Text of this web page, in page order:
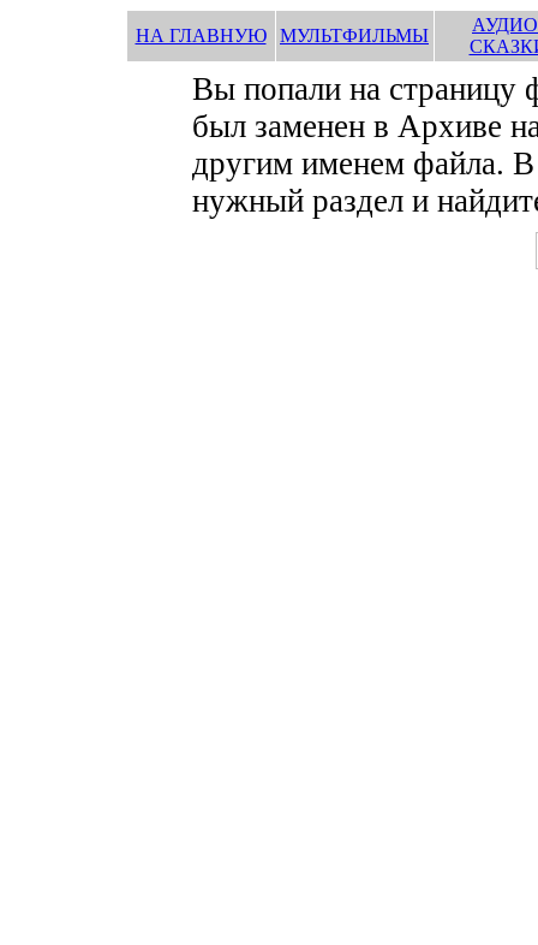
НА ГЛАВНУЮ МУЛЬТФИЛЬМЫ
Вы попали на страницу
был заменен в Архиве
другим именем файла.
нужный раздел и